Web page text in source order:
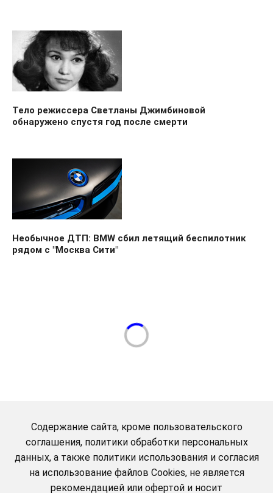
Тело режиссера Светланы Джимбиновой
обнаружено спустя год после смерти
Необычное ДТП: BMW сбил летящий беспилотник
рядом с "Москва Сити"
Содержание сайта, кроме пользовательского
соглашения, политики обработки персональных
данных, а также политики использования и согласия
на использование файлов Cookies, не является
рекомендацией или офертой и носит